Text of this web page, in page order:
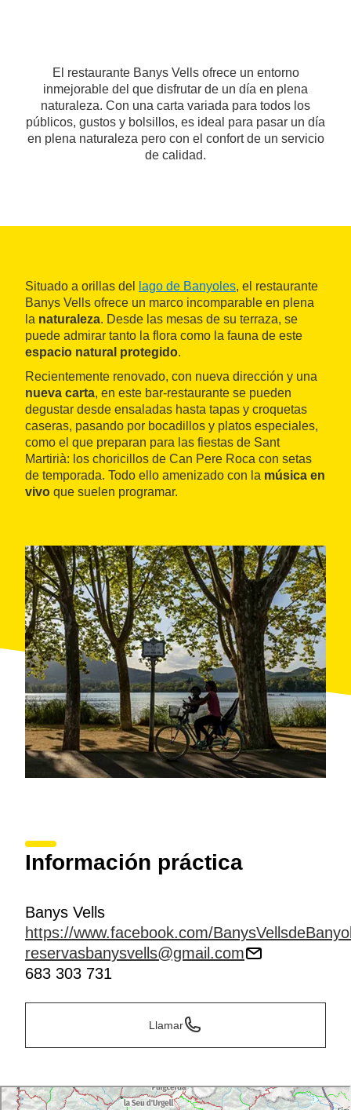
El restaurante Banys Vells ofrece un entorno
inmejorable del que disfrutar de un día en plena
naturaleza. Con una carta variada para todos los
públicos, gustos y bolsillos, es ideal para pasar un día
en plena naturaleza pero con el confort de un servicio
de calidad.
Situado a orillas del lago de Banyoles, el restaurante
Banys Vells ofrece un marco incomparable en plena
la naturaleza. Desde las mesas de su terraza, se
puede admirar tanto la flora como la fauna de este
espacio natural protegido.
Recientemente renovado, con nueva dirección y una
nueva carta, en este bar-restaurante se pueden
degustar desde ensaladas hasta tapas y croquetas
caseras, pasando por bocadillos y platos especiales,
como el que preparan para las fiestas de Sant
Martirià: los choricillos de Can Pere Roca con setas
de temporada. Todo ello amenizado con la música en
vivo que suelen programar.
Información práctica
Banys Vells
https://www.facebook.com/
reservasbanysvells@gmail.com
683 303 731
Llamar